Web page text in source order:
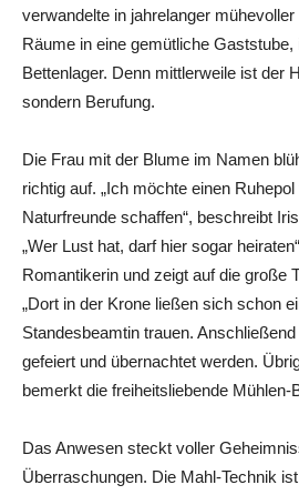
verwandelte in jahrelanger
Räume in eine gemütliche
Bettenlager. Denn mittlerweile ist der
sondern Berufung.
Die Frau mit der Blume im Namen
richtig auf. „Ich möchte einen
Naturfreunde schaffen“, beschreibt
„Wer Lust hat, darf hier sogar
Romantikerin und zeigt auf die große
„Dort in der Krone ließen sich schon
Standesbeamtin trauen.
gefeiert und übernachtet werden.
bemerkt die freiheitsliebende Mühlen-
Das Anwesen steckt voller
Überraschungen. Die Mahl-Technik